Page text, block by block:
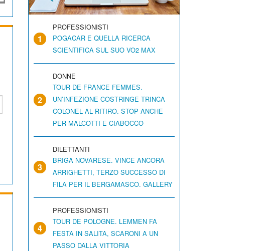
1
PROFESSIONISTI
POGACAR E QUELLA RICERCA
SCIENTIFICA SUL SUO VO2 MAX
2
DONNE
TOUR DE FRANCE FEMMES.
UN’INFEZIONE COSTRINGE TRINCA
COLONEL AL RITIRO. STOP ANCHE
PER MALCOTTI E CIABOCCO
3
DILETTANTI
BRIGA NOVARESE. VINCE ANCORA
ARRIGHETTI, TERZO SUCCESSO DI
FILA PER IL BERGAMASCO. GALLERY
4
PROFESSIONISTI
TOUR DE POLOGNE. LEMMEN FA
FESTA IN SALITA, SCARONI A UN
PASSO DALLA VITTORIA